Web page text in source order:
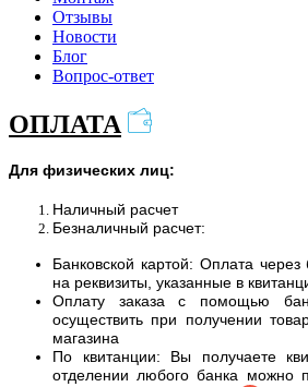
Отзывы
Новости
Блог
Вопрос-ответ
ОПЛАТА
Для физических лиц:
Наличный расчет
Безналичный расчет:
Банковской картой: Оплата через
на реквизиты, указанные в
Оплату заказа с помощью
осуществить при получении
магазина
По квитанции: Вы получаете
отделении любого банка можно